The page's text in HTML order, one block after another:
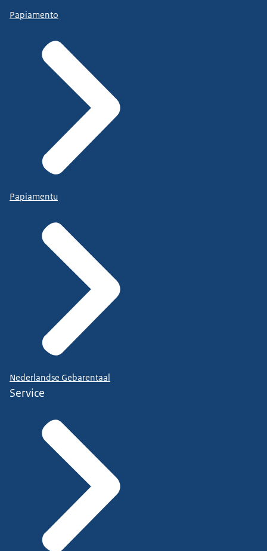
Papiamento
Papiamentu
Nederlandse Gebarentaal
Service